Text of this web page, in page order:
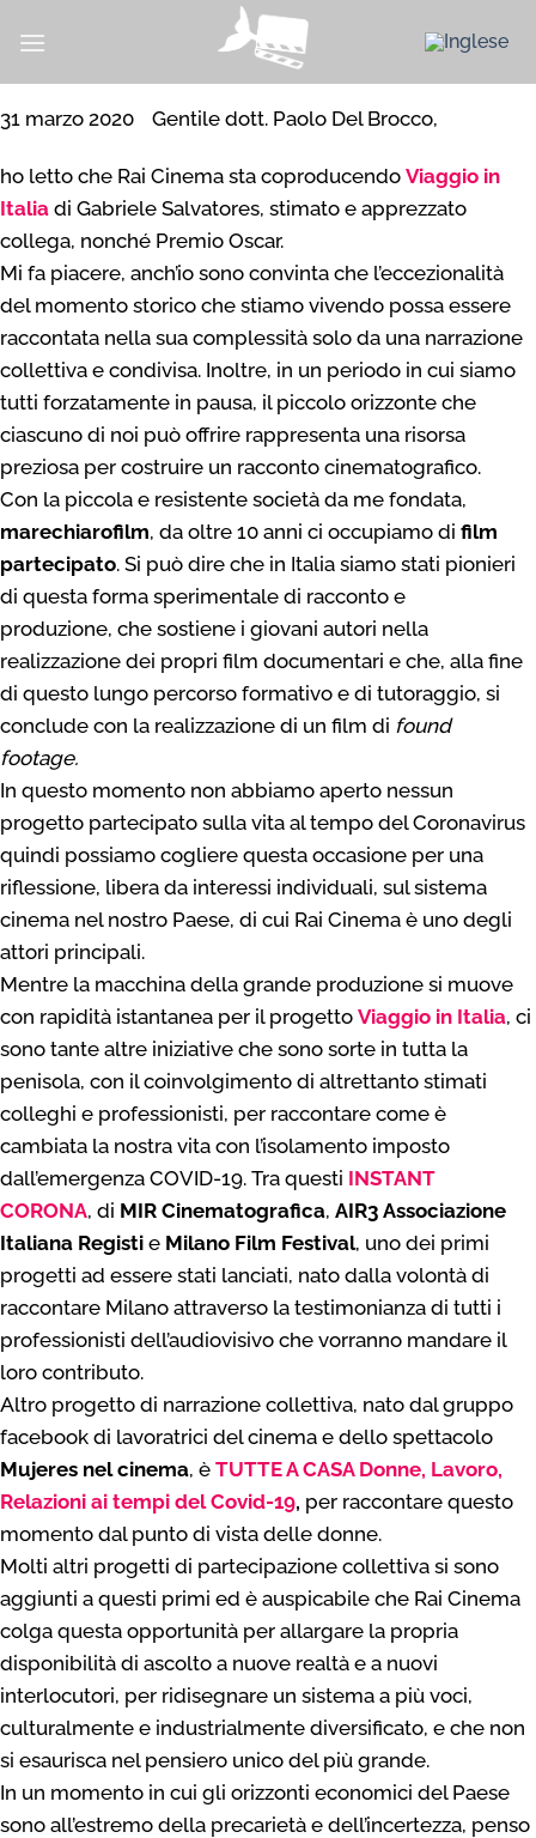
31 marzo 2020 Gentile dott. Paolo Del Brocco,
ho letto che Rai Cinema sta coproducendo Viaggio in
Italia di Gabriele Salvatores, stimato e apprezzato
collega, nonché Premio Oscar.
Mi fa piacere, anch’io sono convinta che l’eccezionalità
del momento storico che stiamo vivendo possa essere
raccontata nella sua complessità solo da una narrazione
collettiva e condivisa. Inoltre, in un periodo in cui siamo
tutti forzatamente in pausa, il piccolo orizzonte che
ciascuno di noi può offrire rappresenta una risorsa
preziosa per costruire un racconto cinematografico.
Con la piccola e resistente società da me fondata,
marechiarofilm, da oltre 10 anni ci occupiamo di film
partecipato. Si può dire che in Italia siamo stati pionieri
di questa forma sperimentale di racconto e
produzione, che sostiene i giovani autori nella
realizzazione dei propri film documentari e che, alla fine
di questo lungo percorso formativo e di tutoraggio, si
conclude con la realizzazione di un film di found
footage.
In questo momento non abbiamo aperto nessun
progetto partecipato sulla vita al tempo del Coronavirus
quindi possiamo cogliere questa occasione per una
riflessione, libera da interessi individuali, sul sistema
cinema nel nostro Paese, di cui Rai Cinema è uno degli
attori principali.
Mentre la macchina della grande produzione si muove
con rapidità istantanea per il progetto Viaggio in Italia, ci
sono tante altre iniziative che sono sorte in tutta la
penisola, con il coinvolgimento di altrettanto stimati
colleghi e professionisti, per raccontare come è
cambiata la nostra vita con l’isolamento imposto
dall’emergenza COVID-19. Tra questi INSTANT
CORONA, di MIR Cinematografica, AIR3 Associazione
Italiana Registi e Milano Film Festival, uno dei primi
progetti ad essere stati lanciati, nato dalla volontà di
raccontare Milano attraverso la testimonianza di tutti i
professionisti dell’audiovisivo che vorranno mandare il
loro contributo.
Altro progetto di narrazione collettiva, nato dal gruppo
facebook di lavoratrici del cinema e dello spettacolo
Mujeres nel cinema, è TUTTE A CASA Donne, Lavoro,
Relazioni ai tempi del Covid-19, per raccontare questo
momento dal punto di vista delle donne.
Molti altri progetti di partecipazione collettiva si sono
aggiunti a questi primi ed è auspicabile che Rai Cinema
colga questa opportunità per allargare la propria
disponibilità di ascolto a nuove realtà e a nuovi
interlocutori, per ridisegnare un sistema a più voci,
culturalmente e industrialmente diversificato, e che non
si esaurisca nel pensiero unico del più grande.
In un momento in cui gli orizzonti economici del Paese
sono all’estremo della precarietà e dell’incertezza, penso